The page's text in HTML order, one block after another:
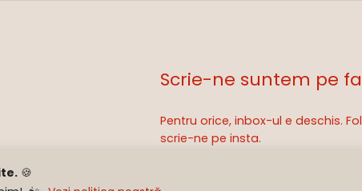
🍪
Sub-total:
Scrie-ne suntem pe
Pentru orice, inbox-ul e deschis.
scrie-ne pe insta.